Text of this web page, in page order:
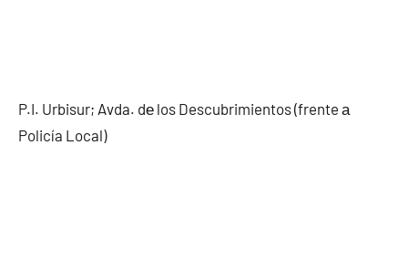
P.I. Urbisur; Avda. dе los Descubrimientos (frente а
Policía Local)